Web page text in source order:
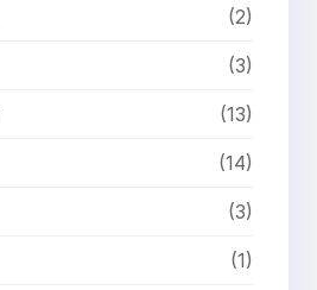
(2)
(3)
(13)
(14)
(3)
(1)